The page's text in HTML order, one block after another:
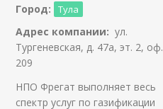
Город: Тула
Адрес компании: ул.
Тургеневская, д. 47а, эт. 2, оф.
209
НПО Фрегат выполняет весь
спектр услуг по газификации